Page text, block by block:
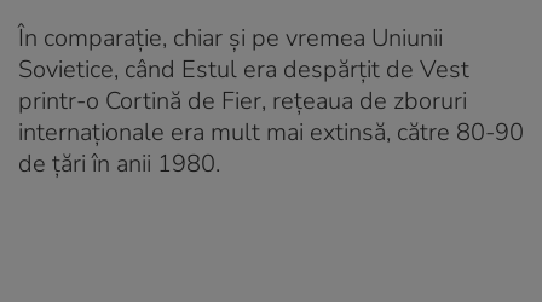
În comparație, chiar și pe vremea Uniunii
Sovietice, când Estul era despărțit de Vest
printr-o Cortină de Fier, rețeaua de zboruri
internaționale era mult mai extinsă, către 80-90
de țări în anii 1980.